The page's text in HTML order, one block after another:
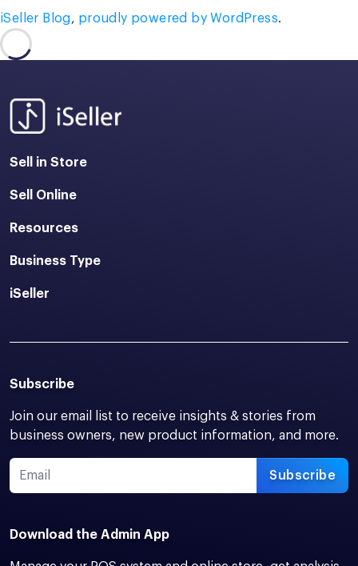
iSeller Blog, proudly powered by WordPress.
Sell in Store
Sell Online
Resources
Business Type
iSeller
Subscribe
Join our email list to receive insights & stories from
business owners, new product information, and more.
Subscribe
Download the Admin App